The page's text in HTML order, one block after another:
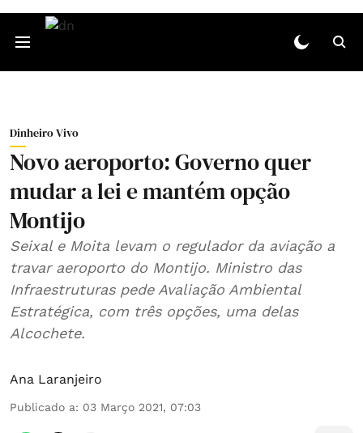
Dinheiro Vivo
Novo aeroporto: Governo quer
mudar a lei e mantém opção
Montijo
Seixal e Moita levam o regulador da aviação a
travar aeroporto do Montijo. Ministro das
Infraestruturas pede Avaliação Ambiental
Estratégica, com três opções, uma delas
Alcochete.
Ana Laranjeiro
Publicado a: 03 Março 2021, 07:03